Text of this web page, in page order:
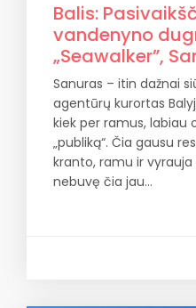
Balis:
vandenyno
„Seawalker”,
Sanuras – itin dažnai
agentūrų kurortas
kiek per ramus, labiau
„publiką“. Čia gausu
kranto, ramu ir
nebuvę čia jau…